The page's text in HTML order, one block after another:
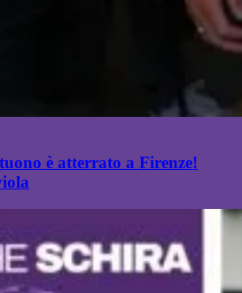
è atterrato a Firenze!